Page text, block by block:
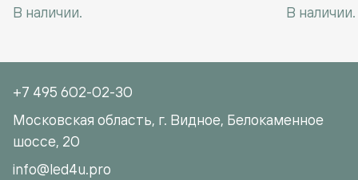
В наличии.
В наличии.
+7 495 602-02-30
Московская область, г. Видное, Белокаменное
шоссе, 20
info@led4u.pro